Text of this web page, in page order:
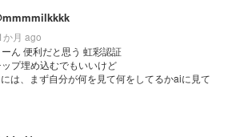
か月 ago
ーん 便利だと思う 虹彩認証
プ埋め込むでもいいけど
は、まず自分が何を見て何をしてるかaiに見て